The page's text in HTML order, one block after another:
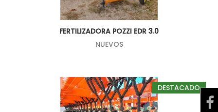
FERTILIZADORA POZZI EDR 3.0
NUEVOS
DESTACADO